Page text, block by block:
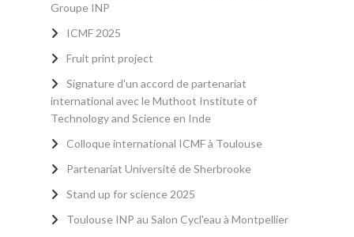
Groupe INP
ICMF 2025
Fruit print project
Signature d'un accord de partenariat
international avec le Muthoot Institute of
Technology and Science en Inde
Colloque international ICMF à Toulouse
Partenariat Université de Sherbrooke
Stand up for science 2025
Toulouse INP au Salon Cycl'eau à Montpellier